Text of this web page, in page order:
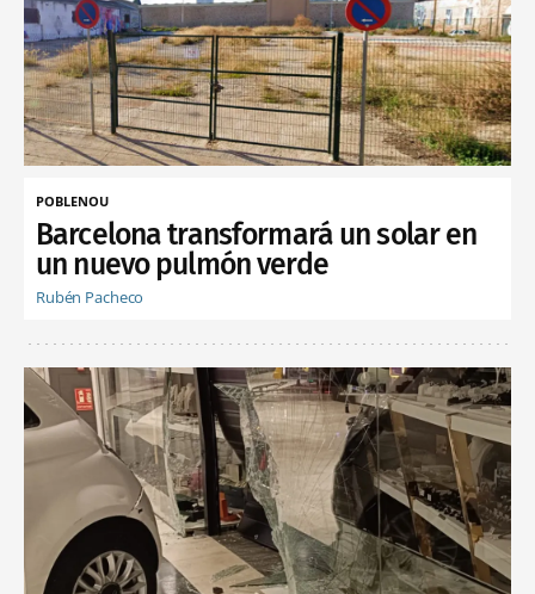
POBLENOU
Barcelona transformará un solar en
un nuevo pulmón verde
Rubén Pacheco